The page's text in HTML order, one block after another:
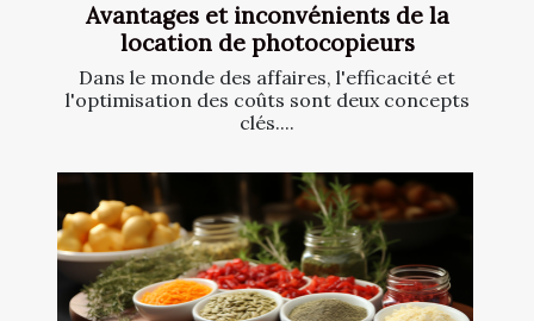
Avantages et inconvénients de la
location de photocopieurs
Dans le monde des affaires, l'efficacité et
l'optimisation des coûts sont deux concepts
clés....